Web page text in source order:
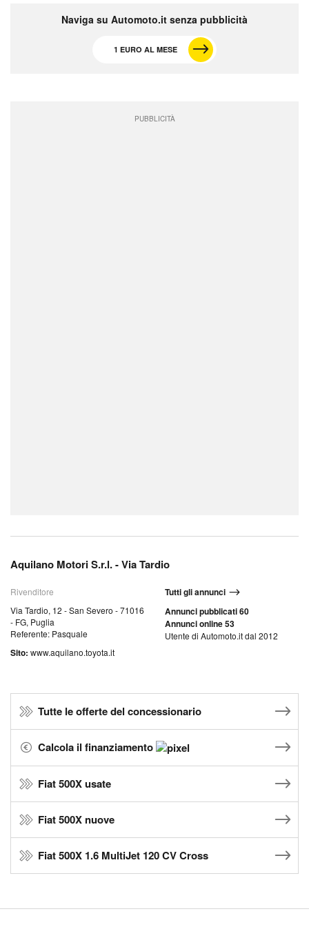
Naviga su Automoto.it senza pubblicità
1 EURO AL MESE
PUBBLICITÀ
Aquilano Motori S.r.l. - Via Tardio
Rivenditore
Via Tardio, 12 - San Severo - 71016
- FG, Puglia
Referente: Pasquale
Sito: www.aquilano.toyota.it
Tutti gli annunci
Annunci pubblicati 60
Annunci online 53
Utente di Automoto.it dal 2012
Tutte le offerte del concessionario
Calcola il finanziamento
Fiat 500X usate
Fiat 500X nuove
Fiat 500X 1.6 MultiJet 120 CV Cross